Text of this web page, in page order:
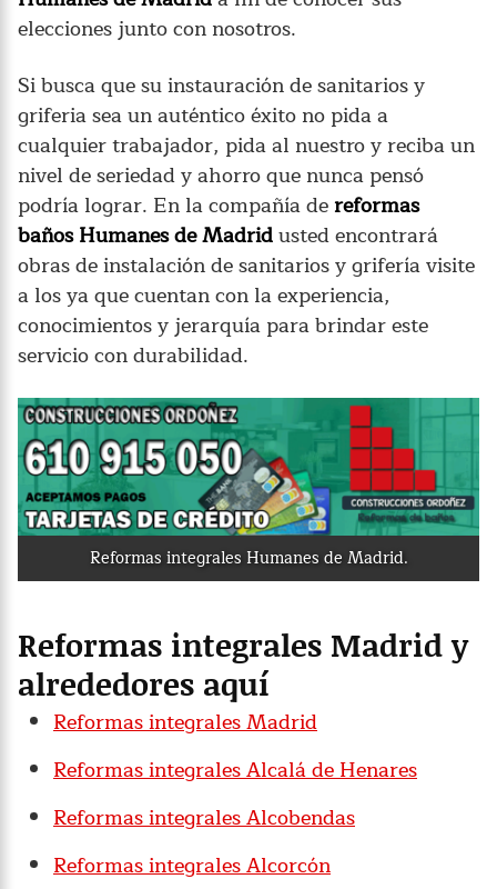
elecciones junto con nosotros.
Si busca que su instauración de sanitarios y
griferia sea un auténtico éxito no pida a
cualquier trabajador, pida al nuestro y reciba un
nivel de seriedad y ahorro que nunca pensó
podría lograr. En la compañía dereformas
baños Humanes de Madridusted encontrará
obras de instalación de sanitarios y grifería visite
a los ya que cuentan con la experiencia,
conocimientos y jerarquía para brindar este
servicio con durabilidad.
Reformas integrales Humanes de Madrid.
Reformas integrales Madrid y
alrededores aquí
Reformas integrales Madrid
Reformas integrales Alcalá de Henares
Reformas integrales Alcobendas
Reformas integrales Alcorcón